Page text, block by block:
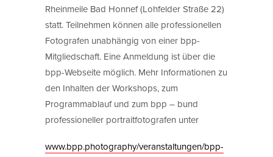
Rheinmeile Bad Honnef (Lohfelder Straße 22)
statt. Teilnehmen können alle professionellen
Fotografen unabhängig von einer bpp-
Mitgliedschaft. Eine Anmeldung ist über die
bpp-Webseite möglich. Mehr Informationen zu
den Inhalten der Workshops, zum
Programmablauf und zum bpp – bund
professioneller portraitfotografen unter
www.bpp.photography/veranstaltungen/bpp-